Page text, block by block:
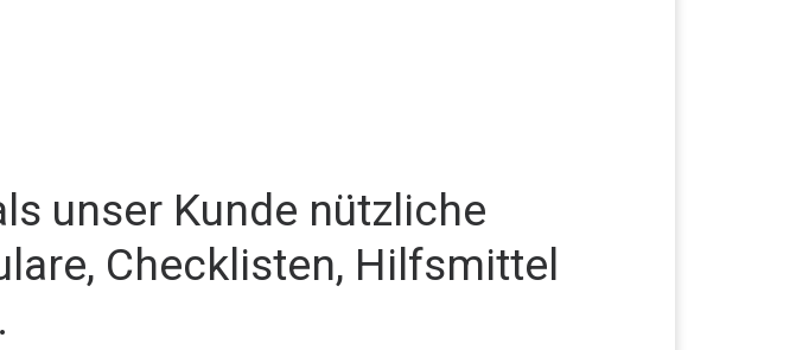
unser Kunde nützliche
Checklisten, Hilfsmittel